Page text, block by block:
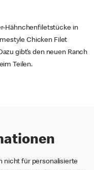
Hähnchenfiletstücke in
Chicken Filet
gibt’s den neuen Ranch
Teilen.
nicht für personalisierte